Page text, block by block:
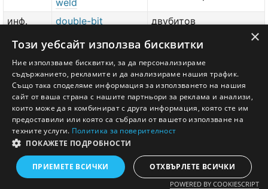
weld
инф. double-bit
двубитов
double-bit key
перчат ключ
политех.
double-blade
политех.
double-blade двуперков
добави значение или преводтук
Английско - Български речник © Ezikov.com
Условия
Контакти Панел
×
Този уебсайт използва бисквитки
Ние използваме бисквитки, за да персонализираме
съдържанието, рекламите и да анализираме нашия трафик.
Също така споделяме информация за използването на нашия
сайт от ваша страна с нашите партньори за реклама и анализи,
които може да я комбинират с друга информация, която сте им
предоставили или която са събрали от вашето използване на
техните услуги. Политика за поверителност
ПОКАЖЕТЕ ПОДРОБНОСТИ
ПРИЕМЕТЕ ВСИЧКИ ОТХВЪРЛЕТЕ ВСИЧКИ
POWERED BY COOKIESCRIPT